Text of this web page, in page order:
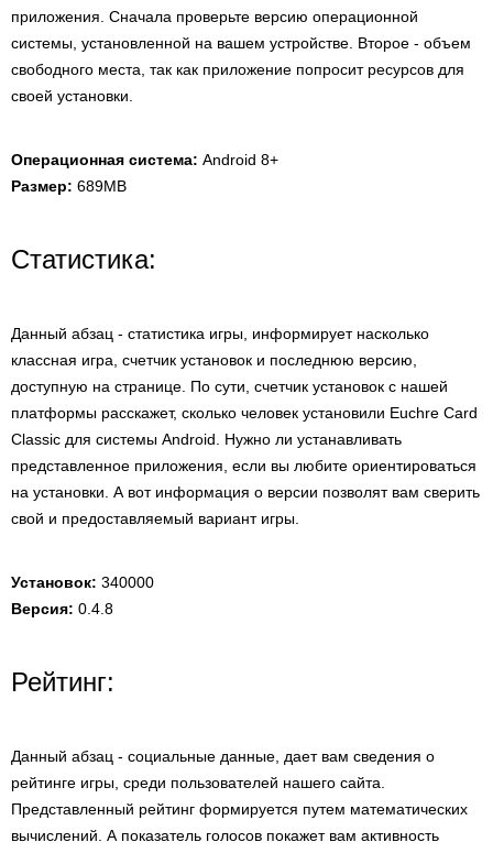
приложения. Сначала проверьте версию операционной
системы, установленной на вашем устройстве. Второе - объем
свободного места, так как приложение попросит ресурсов для
своей установки.
Операционная система: Android 8+
Размер: 689MB
Статистика:
Данный абзац - статистика игры, информирует насколько
классная игра, счетчик установок и последнюю версию,
доступную на странице. По сути, счетчик установок с нашей
платформы расскажет, сколько человек установили Euchre Card
Classic для системы Android. Нужно ли устанавливать
представленное приложения, если вы любите ориентироваться
на установки. А вот информация о версии позволят вам сверить
свой и предоставляемый вариант игры.
Установок: 340000
Версия: 0.4.8
Рейтинг:
Данный абзац - социальные данные, дает вам сведения о
рейтинге игры, среди пользователей нашего сайта.
Представленный рейтинг формируется путем математических
вычислений. А показатель голосов покажет вам активность